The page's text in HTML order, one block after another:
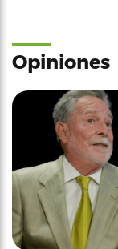
Opiniones